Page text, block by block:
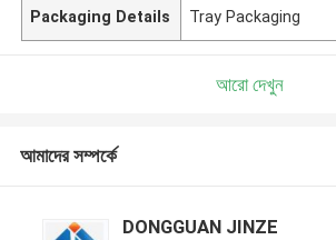
Packaging Details Tray Packaging
আরো দেখুন
আমাদের সম্পর্কে
DONGGUAN JINZE